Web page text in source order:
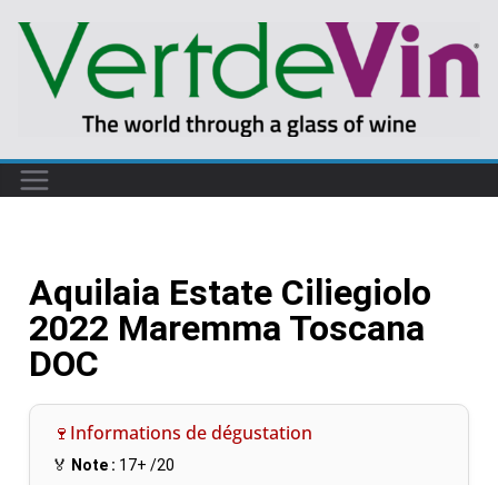
Aquilaia Estate Ciliegiolo
2022 Maremma Toscana
DOC
🍷Informations de dégustation
🏅 Note : 17+ /20